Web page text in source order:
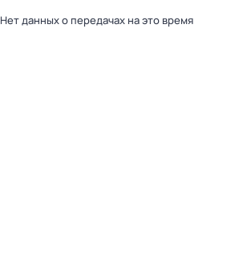
Нет данных о передачах на это время